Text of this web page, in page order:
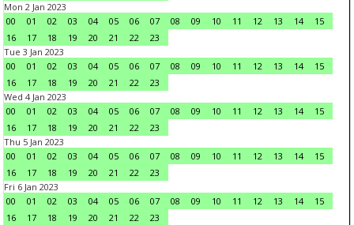
Mon 2 Jan 2023
00
01 02 03 04 05 06 07 08 09 10 11 12 13 14
15
16
17 18 19 20 21 22
23
Tue 3 Jan 2023
00
01 02 03 04 05 06 07 08 09 10 11 12 13 14
15
16
17 18 19 20 21 22
23
Wed 4 Jan 2023
00
01 02 03 04 05 06 07 08 09 10 11 12 13 14
15
16
17 18 19 20 21 22
23
Thu 5 Jan 2023
00
01 02 03 04 05 06 07 08 09 10 11 12 13 14
15
16
17 18 19 20 21 22
23
Fri 6 Jan 2023
00
01 02 03 04 05 06 07 08 09 10 11 12 13 14
15
16
17 18 19 20 21 22
23